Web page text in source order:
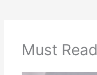
Must Read